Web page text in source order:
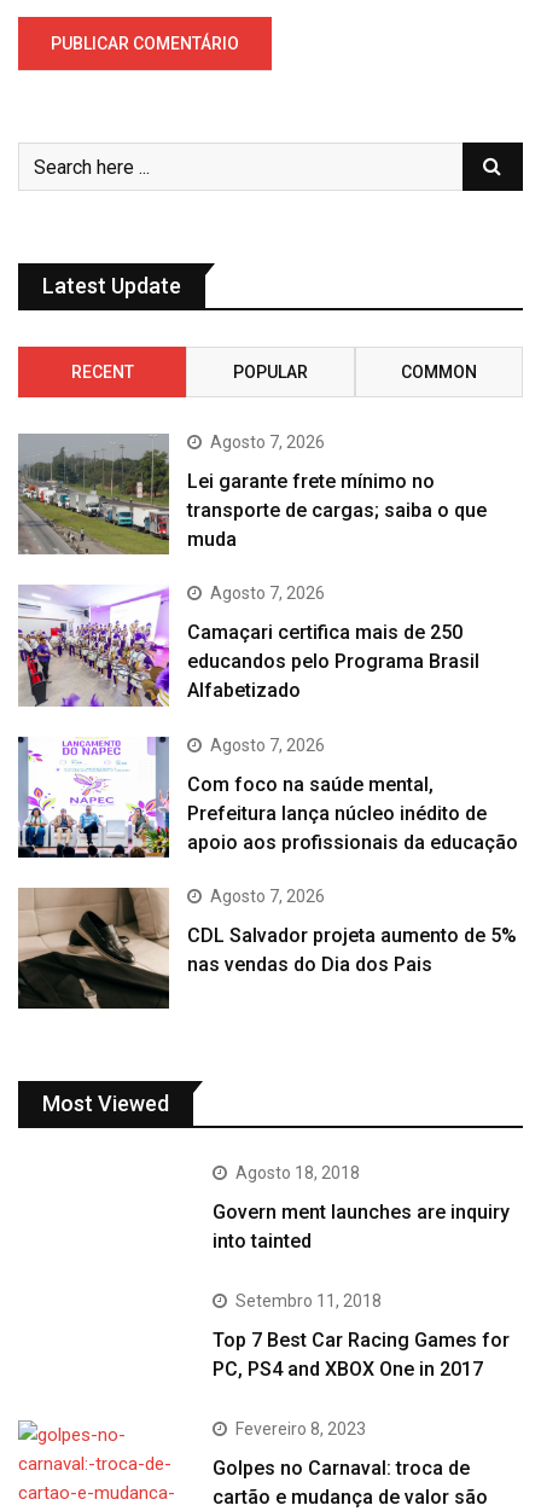
Latest Update
RECENT POPULAR COMMON
Agosto 7, 2026
Lei garante frete mínimo no
transporte de cargas; saiba o que
muda
Agosto 7, 2026
Camaçari certifica mais de 250
educandos pelo Programa Brasil
Alfabetizado
Agosto 7, 2026
Com foco na saúde mental,
Prefeitura lança núcleo inédito de
apoio aos profissionais da educação
Agosto 7, 2026
CDL Salvador projeta aumento de 5%
nas vendas do Dia dos Pais
Most Viewed
Agosto 18, 2018
Govern ment launches are inquiry
into tainted
Setembro 11, 2018
Top 7 Best Car Racing Games for
PC, PS4 and XBOX One in 2017
Fevereiro 8, 2023
Golpes no Carnaval: troca de
cartão e mudança de valor são